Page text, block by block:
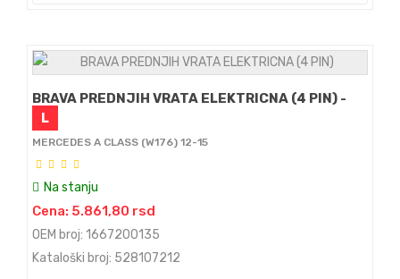
BRAVA PREDNJIH VRATA ELEKTRICNA (4 PIN) -
L
MERCEDES A CLASS (W176) 12-15
Na stanju
Cena: 5.861,80 rsd
OEM broj: 1667200135
Kataloški broj: 528107212